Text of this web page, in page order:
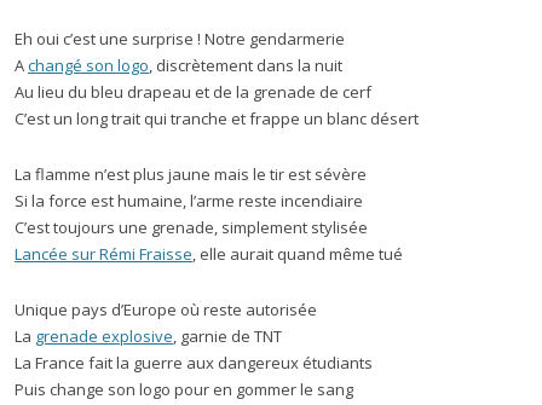
Eh oui c’est une surprise ! Notre gendarmerie
Achangé son logo, discrètement dans la nuit
Au lieu du bleu drapeau et de la grenade de cerf
C’est un long trait qui tranche et frappe un blanc désert
La flamme n’est plus jaune mais le tir est sévère
Si la force est humaine, l’arme reste incendiaire
C’est toujours une grenade, simplement stylisée
Lancée sur Rémi Fraisse, elle aurait quand même tué
Unique pays d’Europe où reste autorisée
La grenade explosive, garnie de TNT
La France fait la guerre aux dangereux étudiants
Puis change son logo pour en gommer le sang